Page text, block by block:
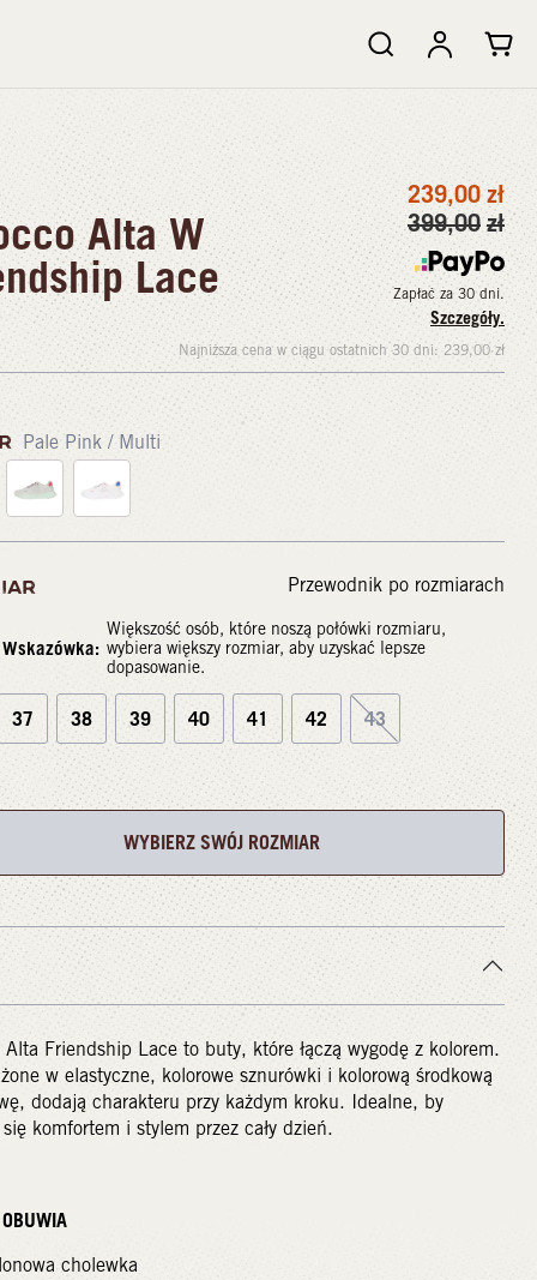
Alta W
Lace
239,00 zł
399,00 zł
Zapłać za 30 dni.
Szczegóły.
Najniższa cena w ciągu ostatnich 30 dni: 239,00zł
Pale Pink / Multi
Przewodnik po rozmiarach
Wskazówka:
Większość osób, które noszą połówki rozmiaru,
wybiera większy rozmiar, aby uzyskać lepsze
dopasowanie.
37 38 39 40 41 42 43
WYBIERZ SWÓJ ROZMIAR
Alta Friendship Lace to buty, które łączą wygodę z kolorem.
w elastyczne, kolorowe sznurówki i kolorową środkową
dodają charakteru przy każdym kroku. Idealne, by
komfortem i stylem przez cały dzień.
cholewka